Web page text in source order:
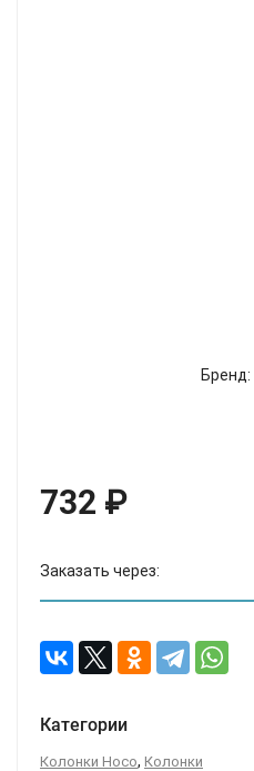
Бренд:
732 ₽
Заказать через:
Категории
Колонки Hoco, Колонки